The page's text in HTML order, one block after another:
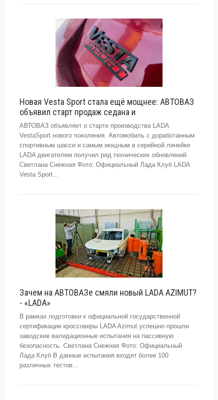
Новая Vesta Sport стала ещё мощнее: АВТОВАЗ
объявил старт продаж седана и
АВТОВАЗ объявляет о старте производства LADA
VestaSport нового поколения. Автомобиль с доработанным
спортивным шасси и самым мощным в серийной линейке
LADA двигателем получил ряд технических обновлений.
Светлана Снежная Фото: Официальный Лада Клуб LADA
Vesta Sport...
Зачем на АВТОВАЗе смяли новый LADA AZIMUT?
- «LADA»
В рамках подготовки к официальной государственной
сертификации кроссоверы LADA Azimut успешно прошли
заводские валидационные испытания на пассивную
безопасность. Светлана Снежная Фото: Официальный
Лада Клуб В данные испытания входят более 100
различных тестов...